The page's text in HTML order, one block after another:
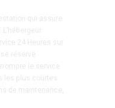
qui assure
24 Heures sur
réserve
le service
plus courtes
de maintenance,